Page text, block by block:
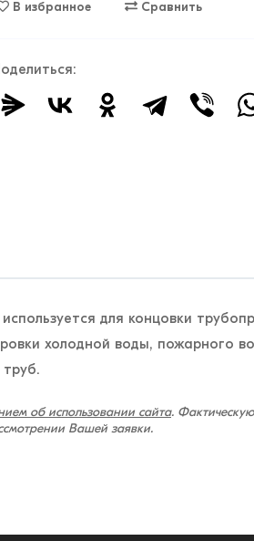
В избранное Сравнить
для концовки
холодной воды, пожарного
труб.
об использовании сайта.
Вашей заявки.